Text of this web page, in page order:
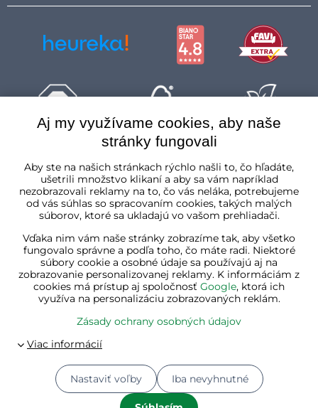
© 2026 Jurhan.com 💚 | Všetky práva vyhradené
Predvoľby súkromia
Zásady ochrany osobných údajov
Aj my využívame cookies, aby naše
stránky fungovali
Aby ste na našich stránkach rýchlo našli to, čo hľadáte,
ušetrili množstvo klikaní a aby sa vám napríklad
nezobrazovali reklamy na to, čo vás neláka, potrebujeme
od vás súhlas so spracovaním cookies, takých malých
súborov, ktoré sa ukladajú vo vašom prehliadači.
Vďaka nim vám naše stránky zobrazíme tak, aby všetko
fungovalo správne a podľa toho, čo máte radi. Niektoré
súbory cookie a osobné údaje sa používajú aj na
zobrazovanie personalizovanej reklamy. K informáciám z
cookies má prístup aj spoločnosť Google, ktorá ich
využíva na personalizáciu zobrazovaných reklám.
Zásady ochrany osobných údajov
Nastaviť voľby Iba nevyhnutné